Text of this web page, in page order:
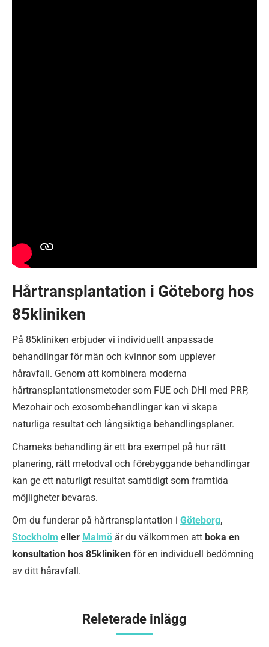
Hårtransplantation i Göteborg hos
85kliniken
På 85kliniken erbjuder vi individuellt anpassade
behandlingar för män och kvinnor som upplever
håravfall. Genom att kombinera moderna
hårtransplantationsmetoder som FUE och DHI med PRP,
Mezohair och exosombehandlingar kan vi skapa
naturliga resultat och långsiktiga behandlingsplaner.
Chameks behandling är ett bra exempel på hur rätt
planering, rätt metodval och förebyggande behandlingar
kan ge ett naturligt resultat samtidigt som framtida
möjligheter bevaras.
Om du funderar på hårtransplantation i Göteborg,
Stockholm eller Malmö är du välkommen att boka en
konsultation hos 85kliniken för en individuell bedömning
av ditt håravfall.
Releterade inlägg